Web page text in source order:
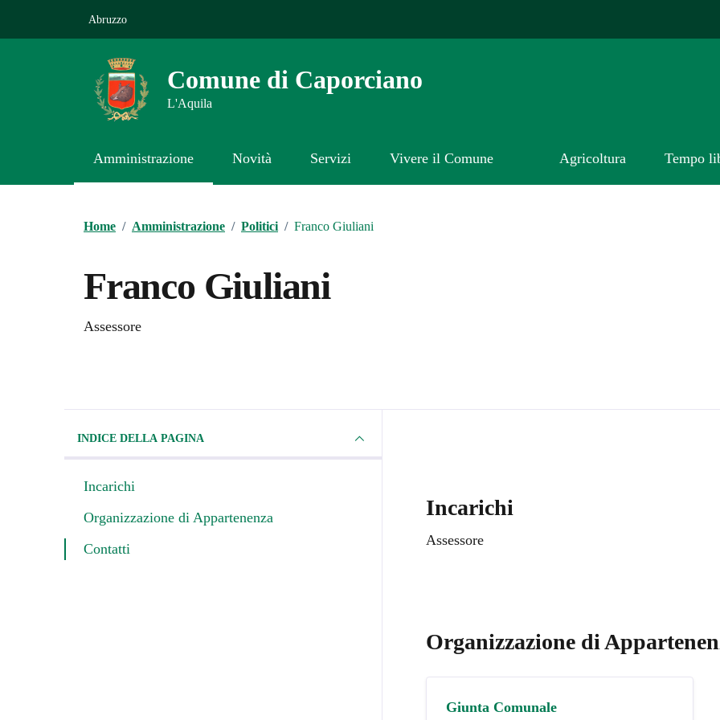
Abruzzo
Comune di Caporciano
L'Aquila
Amministrazione Novità Servizi Vivere il Comune Agricoltura Tempo
Home / Amministrazione / Politici / Franco Giuliani
Franco Giuliani
Assessore
INDICE DELLA PAGINA
Incarichi
Organizzazione di Appartenenza
Contatti
Incarichi
Assessore
Organizzazione di
Giunta Comunale